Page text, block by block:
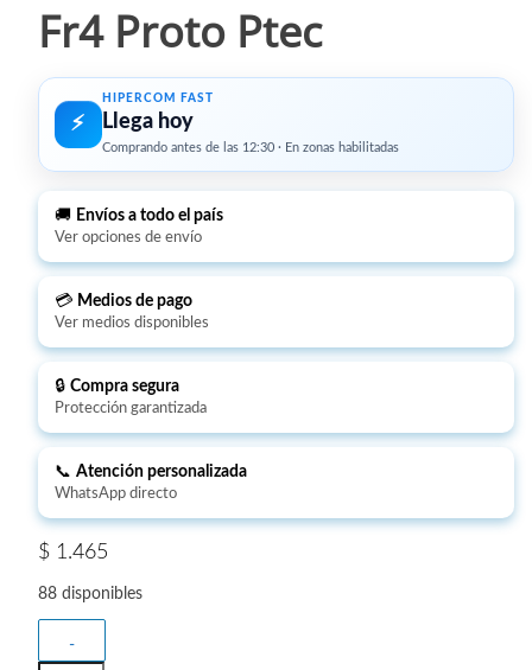
Fr4 Proto Ptec
⚡︎
HIPERCOM FAST
Llega hoy
Comprando antes de las 12:30 · En zonas habilitadas
🚚 Envíos a todo el país
Ver opciones de envío
💳 Medios de pago
Ver medios disponibles
🔒 Compra segura
Protección garantizada
📞 Atención personalizada
WhatsApp directo
$1.465
88 disponibles
-